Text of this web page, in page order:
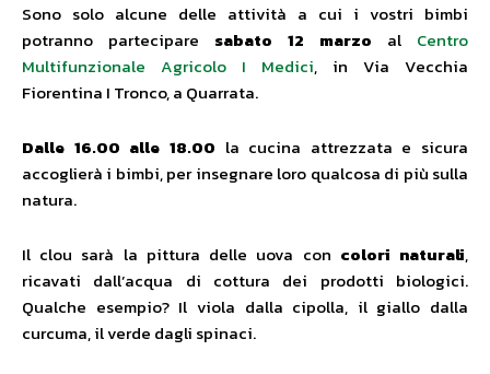
Sono solo alcune delle attività a cui i vostri bimbi
potranno partecipare sabato 12 marzo al Centro
Multifunzionale Agricolo I Medici, in Via Vecchia
Fiorentina I Tronco, a Quarrata.
Dalle 16.00 alle 18.00 la cucina attrezzata e sicura
accoglierà i bimbi, per insegnare loro qualcosa di più sulla
natura.
Il clou sarà la pittura delle uova con colori naturali,
ricavati dall’acqua di cottura dei prodotti biologici.
Qualche esempio? Il viola dalla cipolla, il giallo dalla
curcuma, il verde dagli spinaci.